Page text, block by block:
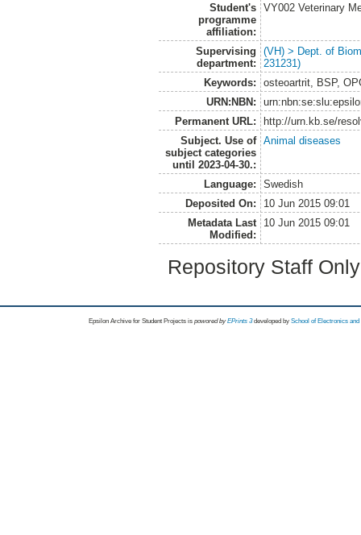
Student's
programme
affiliation:
VY002 Veterinary
Supervising
department:
(VH) > Dept. of
231231)
Keywords:
osteoartrit, BSP,
URN:NBN:
Permanent URL:
http://urn.kb.se/
Subject. Use of
subject categories
until 2023-04-30.:
Animal diseases
Language:
Swedish
Deposited On:
10 Jun 2015 09:01
Metadata Last
Modified:
10 Jun 2015 09:01
Repository Staff
Epsilon Archive for Student Projects is powored byEPrints 3 developed by School of Electronics